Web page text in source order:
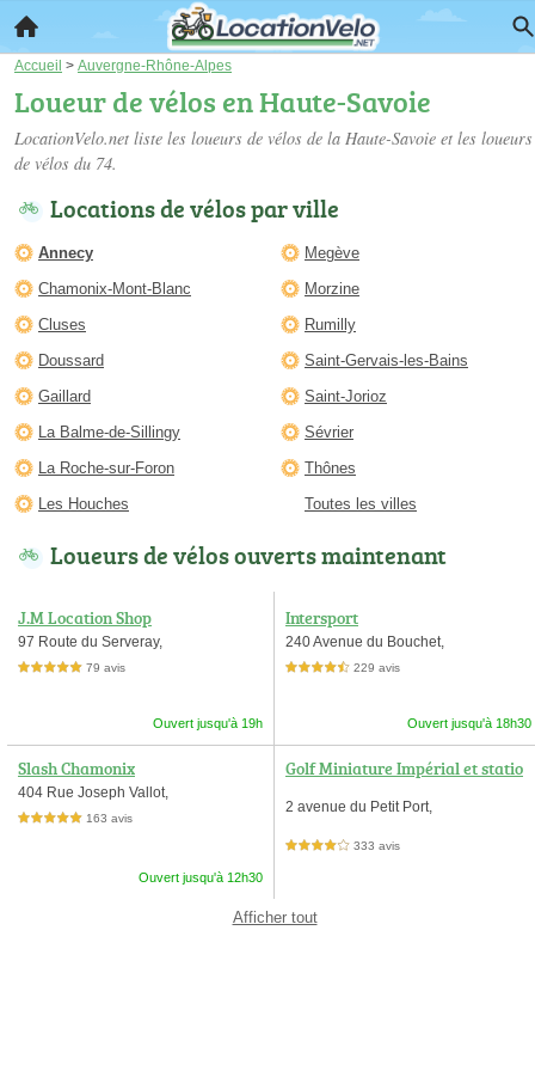
Accueil > Auvergne-Rhône-Alpes
Loueur de vélos en Haute-Savoie
LocationVelo.net liste les loueurs de vélos de la Haute-Savoie et les loueurs
de vélos du 74.
Locations de vélos par ville
Annecy
Chamonix-Mont-Blanc
Cluses
Doussard
Gaillard
La Balme-de-Sillingy
La Roche-sur-Foron
Les Houches
Megève
Morzine
Rumilly
Saint-Gervais-les-Bains
Saint-Jorioz
Sévrier
Thônes
Toutes les villes
Loueurs de vélos ouverts maintenant
J.M Location Shop
97 Route du Serveray,
5,0 étoiles sur 5 79 avis
Ouvert jusqu'à 19h
Intersport
240 Avenue du Bouchet,
4,5 étoiles sur 5 229 avis
Ouvert jusqu'à 18h30
Slash Chamonix
404 Rue Joseph Vallot,
5,0 étoiles sur 5 163 avis
Ouvert jusqu'à 12h30
Golf Miniature Impérial et statio
2 avenue du Petit Port,
4,0 étoiles sur 5 333 avis
Afficher tout